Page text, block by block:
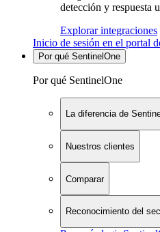
detección y respuesta
Explorar integraciones
Inicio de sesión en el portal
Por qué SentinelOne
Por qué SentinelOne
La diferencia de
Nuestros clientes
Comparar
Reconocimiento del